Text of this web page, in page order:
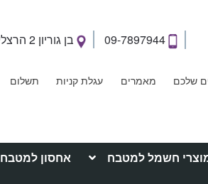
09-7897944 בן גוריון 2 הרצליה
שלכם מאמרים עגלת קניות תשלום
חשמל למטבח אחסון למטבח